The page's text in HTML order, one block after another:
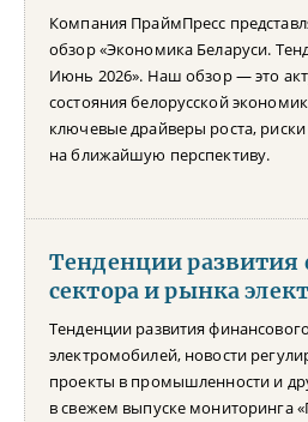
Компания ПраймПресс
обзор «Экономика Беларуси.
Июнь 2026». Наш обзор — это
состояния белорусской
ключевые драйверы роста,
на ближайшую перспективу.
Тенденции развития
сектора и рынка
Тенденции развития
электромобилей, новости
проекты в промышленности и
в свежем выпуске мониторинга